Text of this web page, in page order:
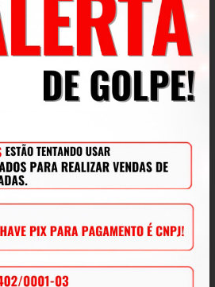
do produto/ sinistro/ negligência ou
por agentes naturais;
e adulterações no produto original
garantir pelo período de 90
determinado por lei a contar da
de venda e conforme condições
do produto contra defeitos de
a integridade física e/ou o
este período, será submetida